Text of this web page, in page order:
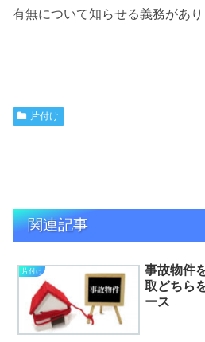
有無について知らせる義務があり
片付け
関連記事
片付け
事故物件
取どちら
ース